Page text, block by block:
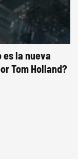
es la nueva
Tom Holland?